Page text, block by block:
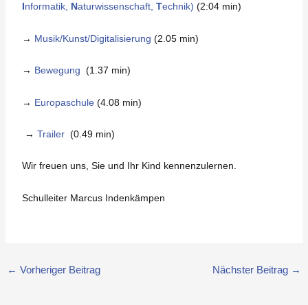
Informatik, Naturwissenschaft,Technik) (2:04 min)
→ Musik/Kunst/Digitalisierung (2.05 min)
→ Bewegung (1.37 min)
→ Europaschule (4.08 min)
→Trailer (0.49 min)
Wir freuen uns, Sie und Ihr Kind kennenzulernen.
Schulleiter Marcus Indenkämpen
← Vorheriger Beitrag Nächster Beitrag →